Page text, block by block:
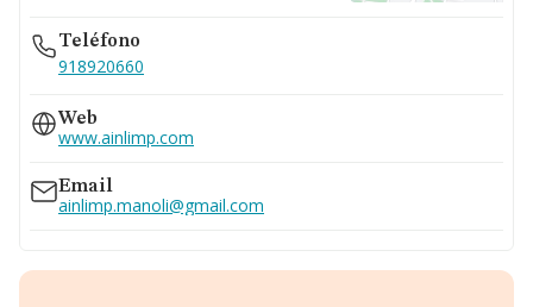
Teléfono
918920660
Web
www.ainlimp.com
Email
ainlimp.manoli@gmail.com